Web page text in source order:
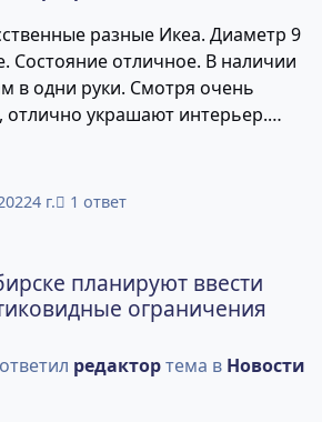
разные Икеа. Диаметр 9
отличное. В наличии
в одни руки. Смотря очень
отлично украшают интерьер.
4 г. 1 ответ
планируют ввести
ограничения
ответил редактортема в Новости